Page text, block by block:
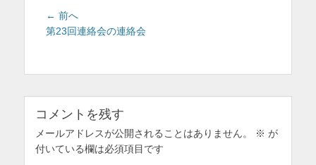
表
示
投
稿
ー
シ
ョ
ン
← 前へ
の
第23回連絡会の連絡会
コメントを残す
メールアドレスが公開されることはありません。 ※ が
付いている欄は必須項目です